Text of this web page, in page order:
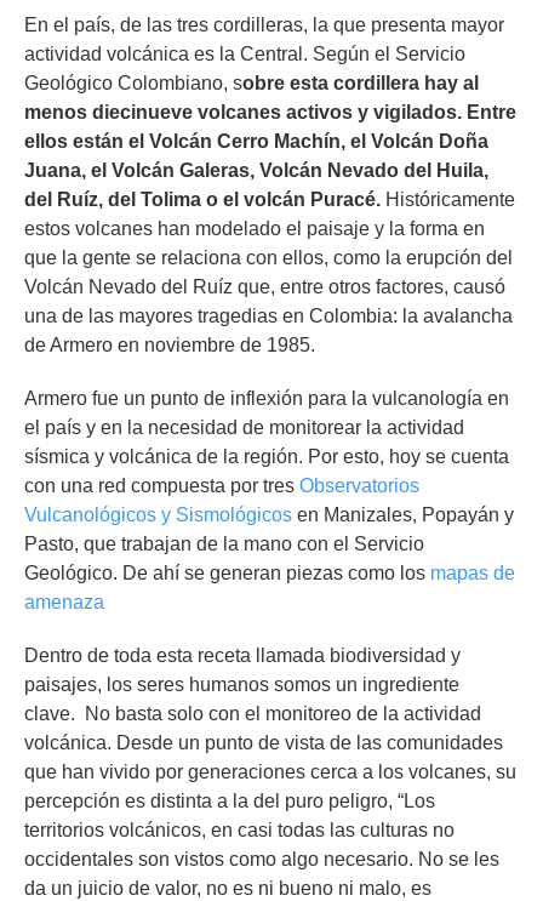
En el país, de las tres cordilleras, la que presenta mayor
actividad volcánica es la Central. Según el Servicio
Geológico Colombiano, sobre esta cordillera hay al
menos diecinueve volcanes activos y vigilados. Entre
ellos están el Volcán Cerro Machín, el Volcán Doña
Juana, el Volcán Galeras, Volcán Nevado del Huila,
del Ruíz, del Tolima o el volcán Puracé. Históricamente
estos volcanes han modelado el paisaje y la forma en
que la gente se relaciona con ellos, como la erupción del
Volcán Nevado del Ruíz que, entre otros factores, causó
una de las mayores tragedias en Colombia: la avalancha
de Armero en noviembre de 1985.
Armero fue un punto de inflexión para la vulcanología en
el país y en la necesidad de monitorear la actividad
sísmica y volcánica de la región. Por esto, hoy se cuenta
con una red compuesta por tres Observatorios
Vulcanológicos y Sismológicos en Manizales, Popayán y
Pasto, que trabajan de la mano con el Servicio
Geológico. De ahí se generan piezas como los mapas de
amenaza
Dentro de toda esta receta llamada biodiversidad y
paisajes, los seres humanos somos un ingrediente
clave. No basta solo con el monitoreo de la actividad
volcánica. Desde un punto de vista de las comunidades
que han vivido por generaciones cerca a los volcanes, su
percepción es distinta a la del puro peligro, “Los
territorios volcánicos, en casi todas las culturas no
occidentales son vistos como algo necesario. No se les
da un juicio de valor, no es ni bueno ni malo, es